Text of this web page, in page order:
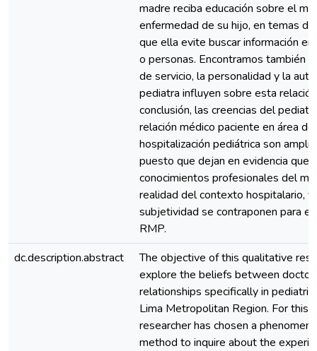
madre reciba educación sobre el
enfermedad de su hijo, en temas de
que ella evite buscar información
o personas. Encontramos también
de servicio, la personalidad y la
pediatra influyen sobre esta
conclusión, las creencias del
relación médico paciente en área de
hospitalización pediátrica son
puesto que dejan en evidencia que
conocimientos profesionales del
realidad del contexto hospitalario, y
subjetividad se contraponen para
RMP.
dc.description.abstract
The objective of this qualitative
explore the beliefs between
relationships specifically in
Lima Metropolitan Region. For this
researcher has chosen a
method to inquire about the